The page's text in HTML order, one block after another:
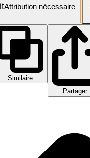
Attribution nécessaire
Similaire
Partager